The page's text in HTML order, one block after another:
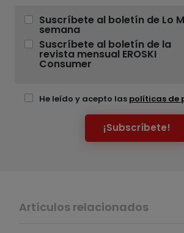
Suscríbete al boletín de Lo
semana
Suscríbete al boletín de la
revista mensual EROSKI
Consumer
He leído y acepto las políticas de
¡Subscríbete!
Artículos relacionados